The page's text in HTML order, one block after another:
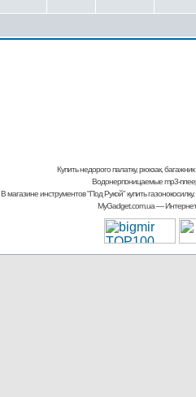
Купить недорого палатку, рюкзак, багажник
Водонерпоницаемые mp3-
В магазине инструментов "Под Рукой"купить
MyGadget.com.ua—